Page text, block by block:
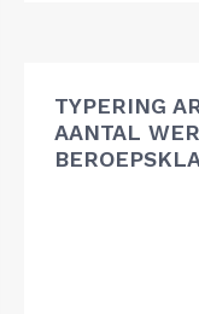
TYPERING
AANTAL